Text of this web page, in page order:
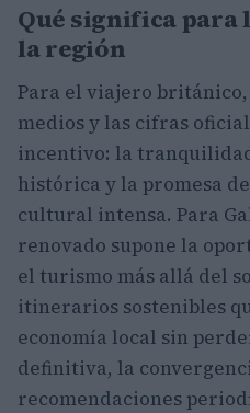
Qué significa para
la región
Para el viajero
medios y las cifras
incentivo: la
histórica y la promesa
cultural intensa. Para
renovado supone la
el turismo más allá del
itinerarios sostenibles
economía local sin
definitiva, la
recomendaciones